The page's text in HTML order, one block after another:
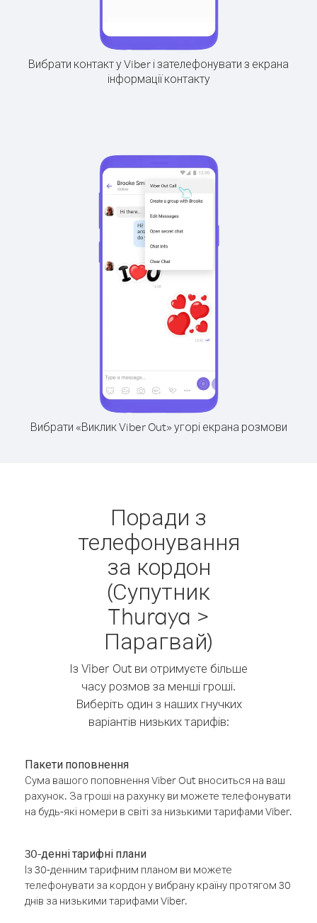
Вибрати контакт у Viber і зателефонувати з екрана
інформації контакту
Вибрати «Виклик Viber Out» угорі екрана розмови
Поради з
телефонування
за кордон
(Супутник
Thuraya >
Парагвай)
Із Viber Out ви отримуєте більше
часу розмов за менші гроші.
Виберіть один з наших гнучких
варіантів низьких тарифів:
Пакети поповнення
Сума вашого поповнення Viber Out вноситься на ваш
рахунок. За гроші на рахунку ви можете телефонувати
на будь-які номери в світі за низькими тарифами Viber.
30-денні тарифні плани
Із 30-денним тарифним планом ви можете
телефонувати за кордон у вибрану країну протягом 30
днів за низькими тарифами Viber.